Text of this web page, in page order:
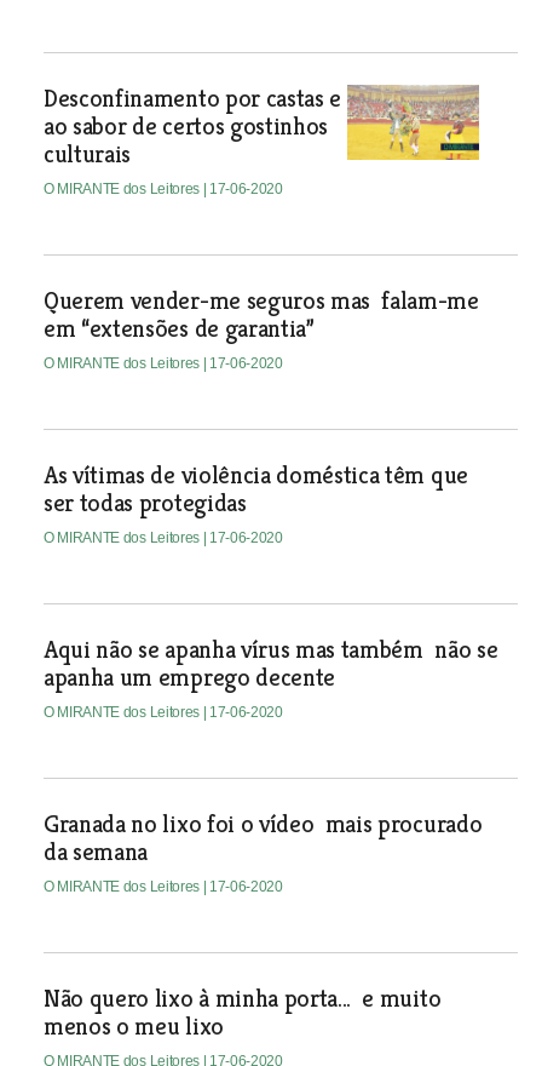
Desconfinamento por castas e
ao sabor de certos gostinhos
culturais
O MIRANTE dos Leitores | 17-06-2020
Querem vender-me seguros mas falam-me
em “extensões de garantia”
O MIRANTE dos Leitores | 17-06-2020
As vítimas de violência doméstica têm que
ser todas protegidas
O MIRANTE dos Leitores | 17-06-2020
Aqui não se apanha vírus mas também não se
apanha um emprego decente
O MIRANTE dos Leitores | 17-06-2020
Granada no lixo foi o vídeo mais procurado
da semana
O MIRANTE dos Leitores | 17-06-2020
Não quero lixo à minha porta... e muito
menos o meu lixo
O MIRANTE dos Leitores | 17-06-2020